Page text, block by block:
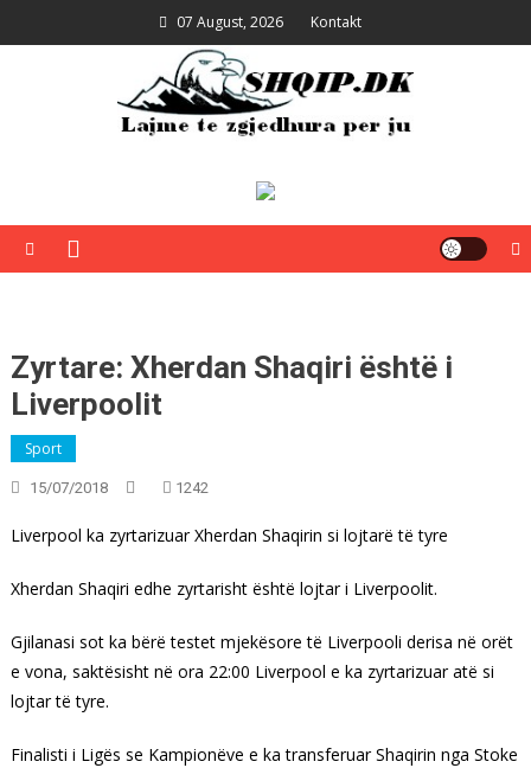
to
07 August, 2026 Kontakt
Zyrtare: Xherdan Shaqiri është i
Liverpoolit
Sport
15/07/2018 1242
Liverpool ka zyrtarizuar Xherdan Shaqirin si lojtarë të tyre
Xherdan Shaqiri edhe zyrtarisht është lojtar i Liverpoolit.
Gjilanasi sot ka bërë testet mjekësore të Liverpooli derisa në orët
e vona, saktësisht në ora 22:00 Liverpool e ka zyrtarizuar atë si
lojtar të tyre.
Finalisti i Ligës se Kampionëve e ka transferuar Shaqirin nga Stoke